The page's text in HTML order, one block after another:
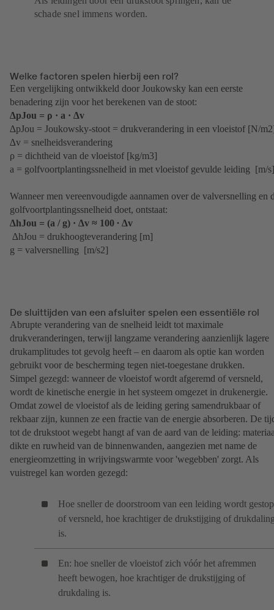
schade snel immens worden.
Welke factoren spelen hierbij een rol?
Een vergelijking ontwikkeld door Joukowsky kan een eerste
benadering zijn voor het berekenen van de stoot:
∆pJou = ρ · a · ∆v
∆pJou = Joukowsky-stoot = drukverandering in een vloeistof [N/
∆v = snelheidsverandering
ρ = dichtheid van de vloeistof [kg/m3]
a = golfvoortplantingssnelheid in met vloeistof gevulde leiding [m/s]
Wanneer men vereenvoudigde aannamen over de valversnelling en
golfvoortplantingssnelheid doet, ontstaat:
∆hJou = (a / g) · ∆v ≈ 100 ∙ ∆v
∆hJou = drukhoogteverandering [m]
g = valversnelling [m/s2]
De sluittijden van een afsluiter spelen een essentiële rol
Abrupte verandering van de snelheid leidt tot maximale
drukveranderingen, terwijl langzame verandering aanzienlijk lagere
drukamplitudes tot gevolg heeft – en daarom als optie kan worden
gebruikt voor de bescherming tegen niet-toegestane drukken.
Simpel gezegd: wanneer de vloeistof wordt afgeremd of versneld,
wordt de kinetische energie in het systeem omgezet in drukenergie.
Omdat zowel de vloeistof als de leiding gering samendrukbaar of
rekbaar zijn, kunnen ze een fractie van de energie absorberen. De
tot de drukstoot wegebt hangt af van de aard van de leiding:
dikte en ruwheid van de binnenwanden, aangezien met name de
energieomzetting in wrijvingswarmte voor 'wegebben' zorgt. Als
vuistregel kan worden gezegd:
Hoe sneller de doorstroom van een leiding wordt
of versneld, hoe krachtiger de drukstijging of
is.
En: hoe sneller de vloeistof zich vóór het afremmen
heeft bewogen, hoe krachtiger de drukstijging of
drukdaling is.